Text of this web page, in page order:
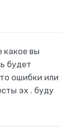
какое вы
будет
ошибки или
эх . буду